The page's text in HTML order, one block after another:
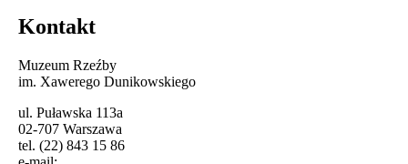
Kontakt
Muzeum Rzeźby
im. Xawerego Dunikowskiego
ul. Puławska 113a
02-707 Warszawa
tel. (22) 843 15 86